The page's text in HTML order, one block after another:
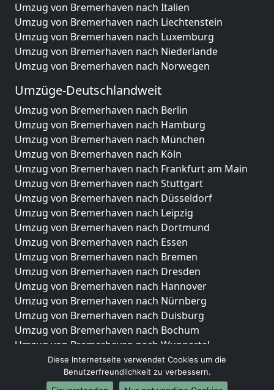
Umzug von Bremerhaven nach Italien
Umzug von Bremerhaven nach Liechtenstein
Umzug von Bremerhaven nach Luxemburg
Umzug von Bremerhaven nach Niederlande
Umzug von Bremerhaven nach Norwegen
Umzüge-Deutschlandweit
Umzug von Bremerhaven nach Berlin
Umzug von Bremerhaven nach Hamburg
Umzug von Bremerhaven nach München
Umzug von Bremerhaven nach Köln
Umzug von Bremerhaven nach Frankfurt am Main
Umzug von Bremerhaven nach Stuttgart
Umzug von Bremerhaven nach Düsseldorf
Umzug von Bremerhaven nach Leipzig
Umzug von Bremerhaven nach Dortmund
Umzug von Bremerhaven nach Essen
Umzug von Bremerhaven nach Bremen
Umzug von Bremerhaven nach Dresden
Umzug von Bremerhaven nach Hannover
Umzug von Bremerhaven nach Nürnberg
Umzug von Bremerhaven nach Duisburg
Umzug von Bremerhaven nach Bochum
Umzug von Bremerhaven nach Wuppertal
Umzug von Bremerhaven nach Bielefeld
Umzug von Bremerhaven nach Bonn
Diese Internetseite verwendet Cookies um die
Benutzerfreundlichkeit zu verbessern.